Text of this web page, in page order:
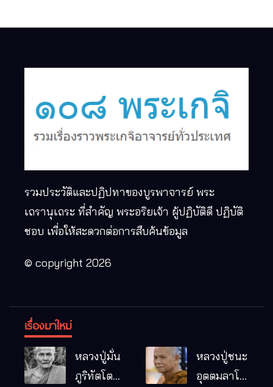
รวมประวัติและปฏิปทาของบูรพาจารย์ พระ
เถรานุเถระ ที่สำคัญ พระอริยเจ้า ผู้ปฏิบัติดี ปฏิบัติ
ชอบ เพื่อให้สะดวกต่อการสืบค้นข้อมูล
© copyright 2026
เรื่องมาใหม่
หลวงปู่มั่น
ภูริทัตโต
หลวงปู่ชนะ
อุตตมลาโภ